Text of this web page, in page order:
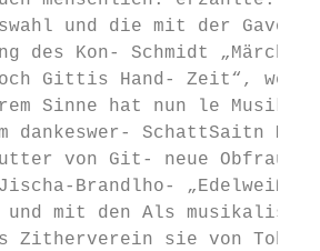
und die mit der
des Kon- Schmidt
Gittis Hand- Zeit“,
Sinne hat nun le
dankeswer- SchattSaitn
von Git- neue Obfrau
Brandlho- „Edelweiß“
und mit den Als
Zitherverein sie von Tobi